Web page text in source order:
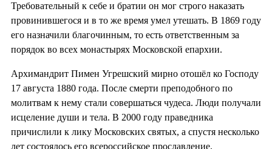
Требовательный к себе и братии он мог строго наказать
провинившегося и в то же время умел утешать. В 1869 году
его назначили благочинным, то есть ответственным за
порядок во всех монастырях Московской епархии.
Архимандрит Пимен Угрешский мирно отошёл ко Господу
17 августа 1880 года. После смерти преподобного по
молитвам к нему стали совершаться чудеса. Люди получали
исцеление души и тела. В 2000 году праведника
причислили к лику Московских святых, а спустя несколько
лет состоялось его всероссийское прославление.